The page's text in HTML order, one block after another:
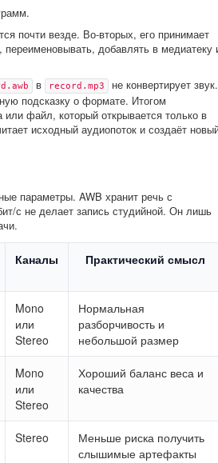
почти везде. Во-вторых, его принимает
добавлять в медиатеку
в record.mp3
не конвертирует звук.
подсказку о формате. Итогом
файл, который открывается только в
исходный аудиопоток и создаёт
параметры. AWB хранит речь с
с не делает запись студийной. Он лишь
Каналы Практический смысл
Mono
или
Stereo
Нормальная
разборчивость и
небольшой размер
Mono
или
Stereo
Хороший баланс веса и
качества
Stereo
Меньше риска получить
слышимые артефакты